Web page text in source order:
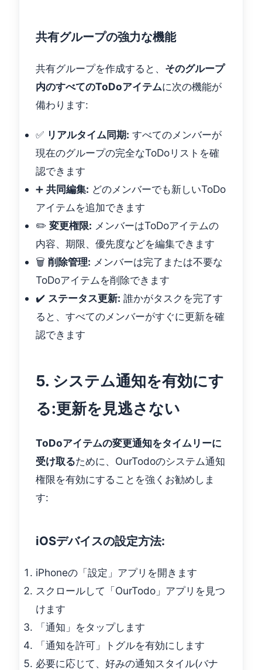
共有グループの強力な機能
共有グループを作成すると、 そのグループ
内のすべてのToDoアイテムに次の機能が
備わります:
✅ リアルタイム同期: すべてのメンバーが
現在のグループの完全なToDoリストを確
認できます
➕ 共同編集: どのメンバーでも新しいToDo
アイテムを追加できます
✏️ 変更権限: メンバーはToDoアイテムの
内容、期限、優先度などを編集できます
🗑️ 削除管理: メンバーは完了または不要な
ToDoアイテムを削除できます
✔️ ステータス更新: 誰かがタスクを完了す
ると、すべてのメンバーがすぐに更新を確
認できます
5. システム通知を有効にす
る:更新を見逃さない
ToDoアイテムの変更通知をタイムリーに
受け取るために、OurTodoのシステム通知
権限を有効にすることを強くお勧めしま
す:
iOSデバイスの設定方法:
iPhoneの「設定」アプリを開きます
スクロールして「OurTodo」アプリを見つ
けます
「通知」をタップします
「通知を許可」トグルを有効にします
必要に応じて、好みの通知スタイル(バナ